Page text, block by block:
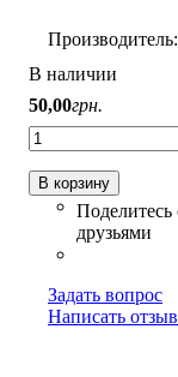
В наличии
50,00грн.
В корзину
Задать вопрос
Написать отзыв